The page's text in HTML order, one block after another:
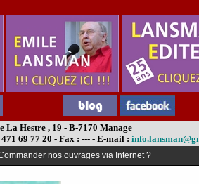
La Hestre , 19 - B-7170 Manage
69 77 20 - Fax : --- - E-mail :
nos ouvrages via Internet ?